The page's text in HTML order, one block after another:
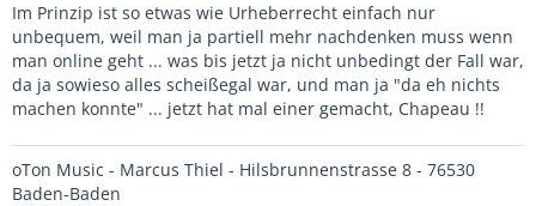
Im Prinzip ist so etwas wie Urheberrecht einfach nur
unbequem, weil man ja partiell mehr nachdenken muss wenn
man online geht ... was bis jetzt ja nicht unbedingt der Fall war,
da ja sowieso alles scheißegal war, und man ja "da eh nichts
machen konnte" ... jetzt hat mal einer gemacht, Chapeau !!
oTon Music - Marcus Thiel - Hilsbrunnenstrasse 8 - 76530
Baden-Baden